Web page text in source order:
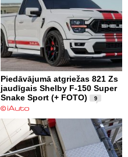
Piedāvājumā atgriežas 821 Zs
jaudīgais Shelby F-150 Super
Snake Sport (+ FOTO)
9